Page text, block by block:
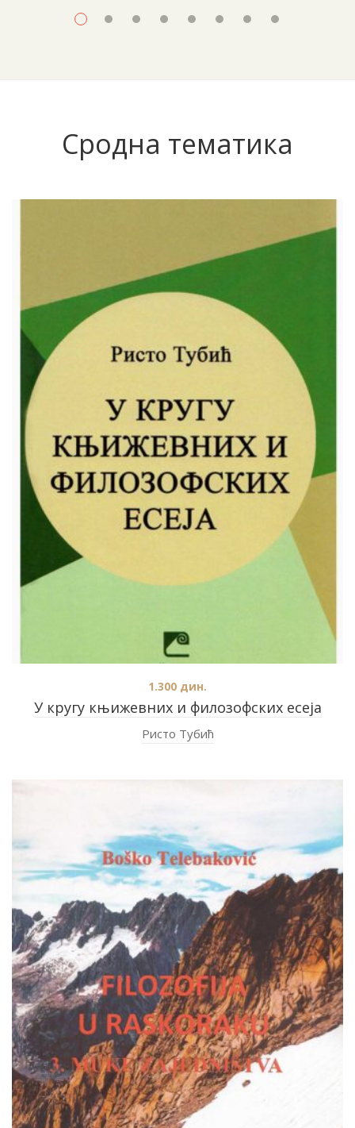
Сродна тематика
У кругу књижевних и филозофских есеја
1.300 дин.
Ристо Тубић